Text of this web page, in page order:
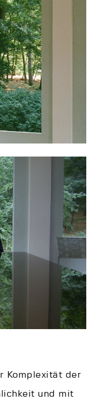
Komplexität der
und mit